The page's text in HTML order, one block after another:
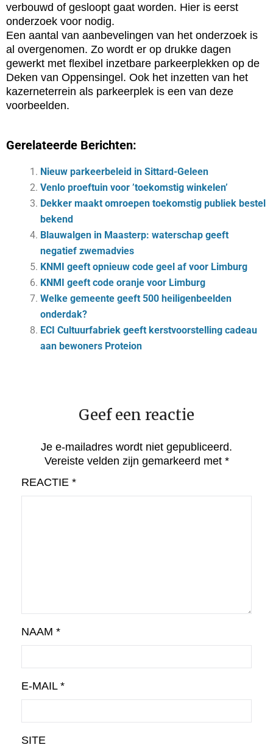
verbouwd of gesloopt gaat worden. Hier is eerst
onderzoek voor nodig.
Een aantal van aanbevelingen van het onderzoek is
al overgenomen. Zo wordt er op drukke dagen
gewerkt met flexibel inzetbare parkeerplekken op de
Deken van Oppensingel. Ook het inzetten van het
kazerneterrein als parkeerplek is een van deze
voorbeelden.
Gerelateerde Berichten:
Nieuw parkeerbeleid in Sittard-Geleen
Venlo proeftuin voor ’toekomstig winkelen’
Dekker maakt omroepen toekomstig publiek bestel
bekend
Blauwalgen in Maasterp: waterschap geeft
negatief zwemadvies
KNMI geeft opnieuw code geel af voor Limburg
KNMI geeft code oranje voor Limburg
Welke gemeente geeft 500 heiligenbeelden
onderdak?
ECI Cultuurfabriek geeft kerstvoorstelling cadeau
aan bewoners Proteion
Geef een reactie
Je e-mailadres wordt niet gepubliceerd.
Vereiste velden zijn gemarkeerd met *
REACTIE *
NAAM *
E-MAIL *
SITE